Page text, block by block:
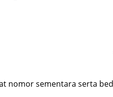
nomor sementara serta